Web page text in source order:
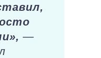
—